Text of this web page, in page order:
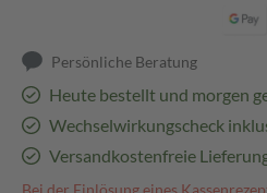
Persönliche Beratung
Heute bestellt und morgen
Wechselwirkungscheck
Versandkostenfreie
Bei der Einlösung eines